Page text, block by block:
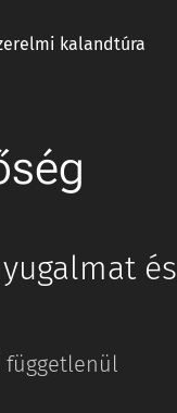
kalandtúra
és
függetlenül